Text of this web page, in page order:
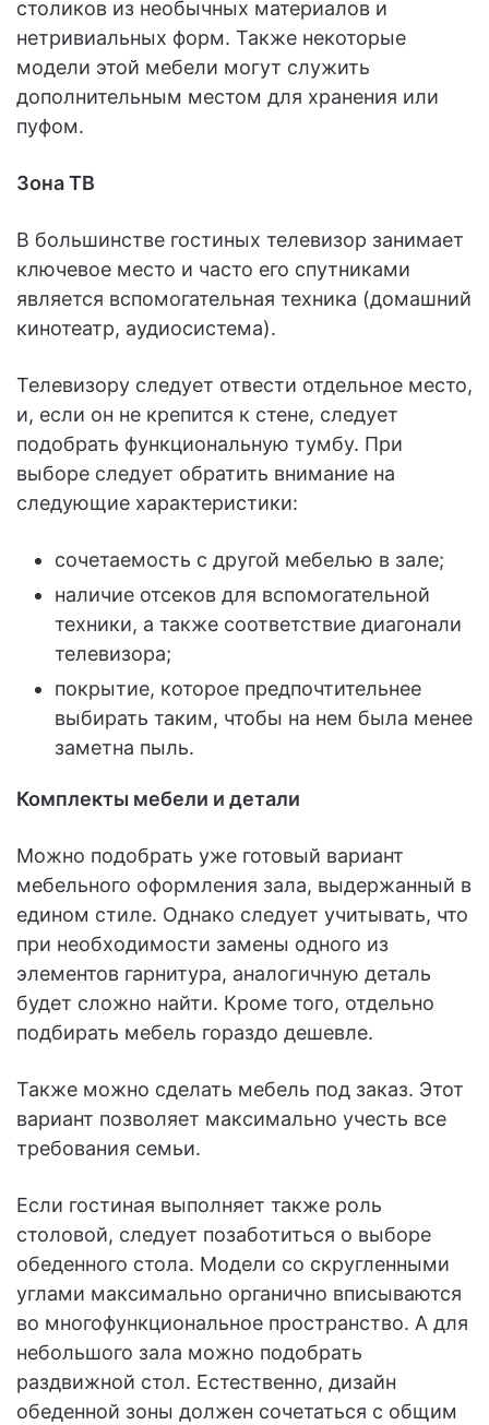
столиков из необычных материалов и
нетривиальных форм. Также некоторые
модели этой мебели могут служить
дополнительным местом для хранения или
пуфом.
Зона ТВ
В большинстве гостиных телевизор занимает
ключевое место и часто его спутниками
является вспомогательная техника (домашний
кинотеатр, аудиосистема).
Телевизору следует отвести отдельное место,
и, если он не крепится к стене, следует
подобрать функциональную тумбу. При
выборе следует обратить внимание на
следующие характеристики:
сочетаемость с другой мебелью в зале;
наличие отсеков для вспомогательной
техники, а также соответствие диагонали
телевизора;
покрытие, которое предпочтительнее
выбирать таким, чтобы на нем была менее
заметна пыль.
Комплекты мебели и детали
Можно подобрать уже готовый вариант
мебельного оформления зала, выдержанный в
едином стиле. Однако следует учитывать, что
при необходимости замены одного из
элементов гарнитура, аналогичную деталь
будет сложно найти. Кроме того, отдельно
подбирать мебель гораздо дешевле.
Также можно сделать мебель под заказ. Этот
вариант позволяет максимально учесть все
требования семьи.
Если гостиная выполняет также роль
столовой, следует позаботиться о выборе
обеденного стола. Модели со скругленными
углами максимально органично вписываются
во многофункциональное пространство. А для
небольшого зала можно подобрать
раздвижной стол. Естественно, дизайн
обеденной зоны должен сочетаться с общим